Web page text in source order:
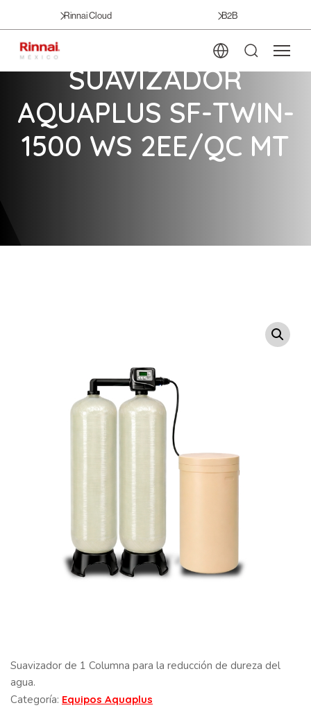
Rinnai Cloud B2B
SUAVIZADOR
AQUAPLUS SF-TWIN-
1500 WS 2EE/QC MT
Suavizador de 1 Columna para la reducción de dureza del
agua.
Categoría: Equipos Aquaplus